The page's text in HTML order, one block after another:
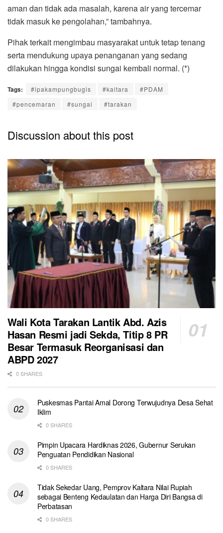
aman dan tidak ada masalah, karena air yang tercemar
tidak masuk ke pengolahan,” tambahnya.
Pihak terkait mengimbau masyarakat untuk tetap tenang
serta mendukung upaya penanganan yang sedang
dilakukan hingga kondisi sungai kembali normal. (*)
Tags: #ipakampungbugis #kaltara
#PDAM
#pencemaran
#sungai #tarakan
Discussion about this post
Wali Kota Tarakan Lantik Abd. Azis
Hasan Resmi jadi Sekda, Titip 8 PR
Besar Termasuk Reorganisasi dan
ABPD 2027
0 SHARES
Puskesmas Pantai Amal Dorong Terwujudnya Desa Sehat
Iklim
0 SHARES
Pimpin Upacara Hardiknas 2026, Gubernur Serukan
Penguatan Pendidikan Nasional
0 SHARES
Tidak Sekedar Uang, Pemprov Kaltara Nilai Rupiah
sebagai Benteng Kedaulatan dan Harga Diri Bangsa di
Perbatasan
0 SHARES